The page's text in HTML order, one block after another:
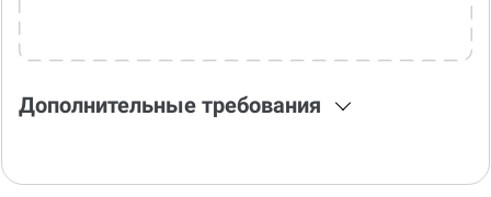
Дополнительные требования